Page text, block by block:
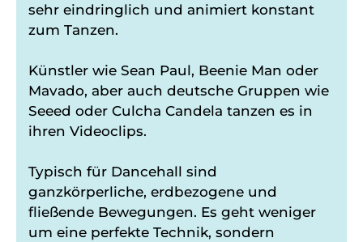
sehr eindringlich und animiert konstant
zum Tanzen.
Künstler wie Sean Paul, Beenie Man oder
Mavado, aber auch deutsche Gruppen wie
Seeed oder Culcha Candela tanzen es in
ihren Videoclips.
Typisch für Dancehall sind
ganzkörperliche, erdbezogene und
fließende Bewegungen. Es geht weniger
um eine perfekte Technik, sondern